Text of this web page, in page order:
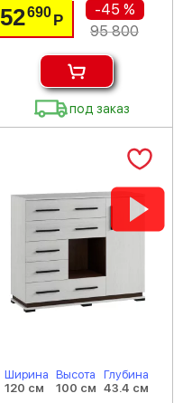
52690 Р
-45 %
95 800
под заказ
Ширина
120 см
Высота
100 см
Глубина
43.4 см